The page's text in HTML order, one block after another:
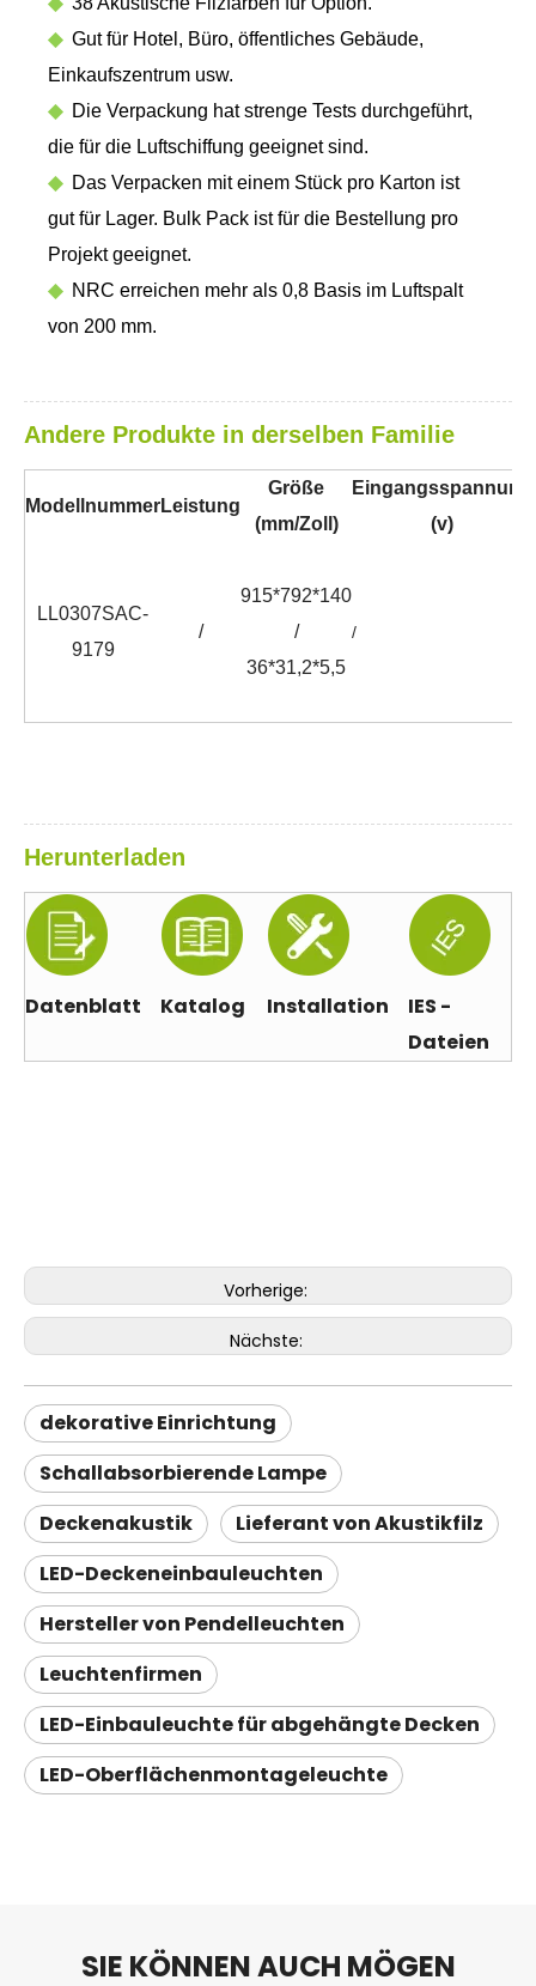
◆ Gut für Hotel, Büro, öffentliches Gebäude,
Einkaufszentrum usw.
◆ Die Verpackung hat strenge Tests durchgeführt,
die für die Luftschiffung geeignet sind.
◆ Das Verpacken mit einem Stück pro Karton ist
gut für Lager. Bulk Pack ist für die Bestellung pro
Projekt geeignet.
◆ NRC erreichen mehr als 0,8 Basis im Luftspalt
von 200 mm.
Andere Produkte in derselben Familie
ModellnummerLeistung
Größe
(mm/Zoll)
Eingangsspannung
(v)
LL0307SAC-
9179
/
915*792*140
/
36*31,2*5,5
/
Herunterladen
Datenblatt Katalog Installation
IES -
Dateien
Vorherige:
Nächste:
dekorative Einrichtung
Schallabsorbierende Lampe
Deckenakustik
Lieferant von Akustikfilz
LED-Deckeneinbauleuchten
Hersteller von Pendelleuchten
Leuchtenfirmen
LED-Einbauleuchte für abgehängte Decken
LED-Oberflächenmontageleuchte
SIE KÖNNEN AUCH MÖGEN